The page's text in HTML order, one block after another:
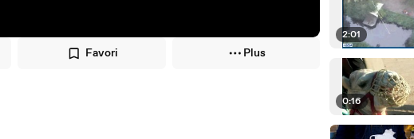
Favori Plus
2:01
0:16